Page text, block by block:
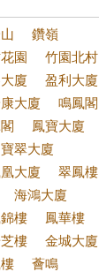
鑽嶺
園
竹園北村
廈
盈利大廈
大廈
鳴鳳閣
鳳寶大廈
寶翠大廈
大廈
翠鳳樓
海鴻大廈
樓
鳳華樓
樓
金城大廈
薈鳴